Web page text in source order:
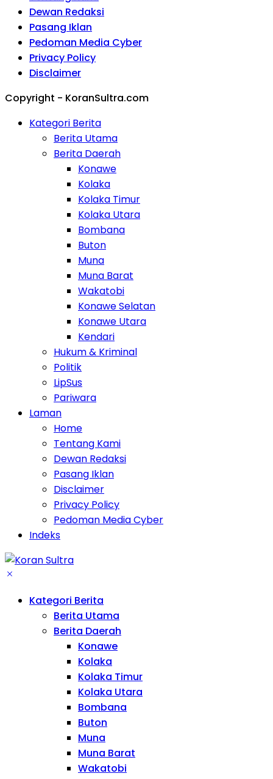
Dewan Redaksi
Pasang Iklan
Pedoman Media Cyber
Privacy Policy
Disclaimer
Copyright - KoranSultra.com
Kategori Berita
Berita Utama
Berita Daerah
Konawe
Kolaka
Kolaka Timur
Kolaka Utara
Bombana
Buton
Muna
Muna Barat
Wakatobi
Konawe Selatan
Konawe Utara
Kendari
Hukum & Kriminal
Politik
LipSus
Pariwara
Laman
Home
Tentang Kami
Dewan Redaksi
Pasang Iklan
Disclaimer
Privacy Policy
Pedoman Media Cyber
Indeks
Kategori Berita
Berita Utama
Berita Daerah
Konawe
Kolaka
Kolaka Timur
Kolaka Utara
Bombana
Buton
Muna
Muna Barat
Wakatobi